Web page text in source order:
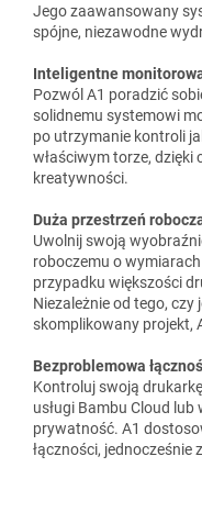
Jego zaawansowany
spójne, niezawodne
Inteligentne
Pozwól A1 poradzić
solidnemu systemowi
po utrzymanie kontroli
właściwym torze, dzięki
kreatywności.
Duża przestrzeń
Uwolnij swoją
roboczemu o
przypadku większości
Niezależnie od tego, czy
skomplikowany projekt,
Bezproblemowa
Kontroluj swoją
usługi Bambu Cloud
prywatność. A1
łączności,